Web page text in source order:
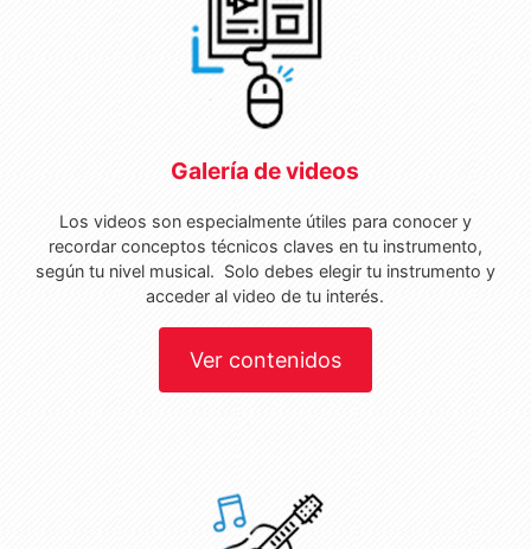
Galería de videos
Los videos son especialmente útiles para conocer y
recordar conceptos técnicos claves en tu instrumento,
según tu nivel musical. Solo debes elegir tu instrumento y
acceder al video de tu interés.
Ver contenidos